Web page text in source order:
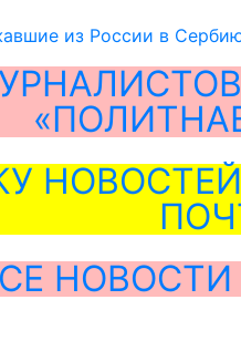
из России в
НОВОСТИ